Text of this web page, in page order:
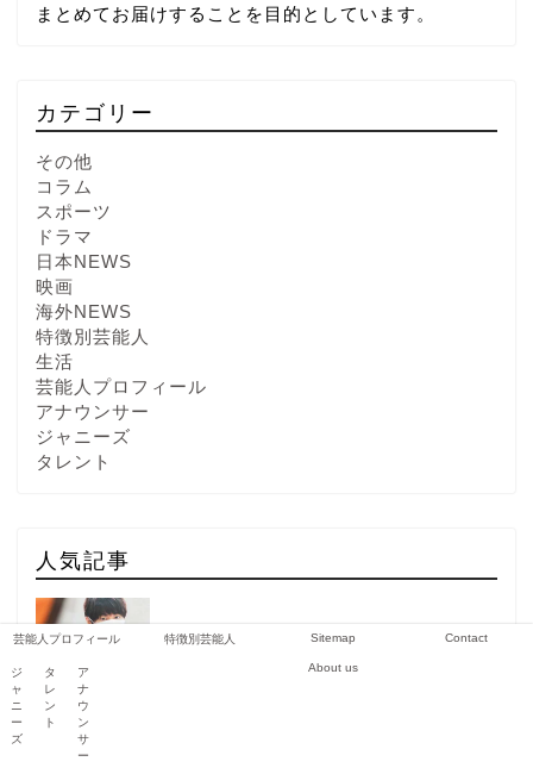
まとめてお届けすることを目的としています。
カテゴリー
その他
コラム
スポーツ
ドラマ
日本NEWS
映画
海外NEWS
特徴別芸能人
生活
芸能人プロフィール
アナウンサー
ジャニーズ
タレント
人気記事
1
清野とおるの経歴・学歴や年収がすごい！引退やマス
クの理由についても
芸能人プロフィール
ジ
ャ
ニ
ー
ズ
タ
レ
ン
ト
ア
ナ
ウ
ン
サ
ー
特徴別芸能人 Sitemap Contact
About us